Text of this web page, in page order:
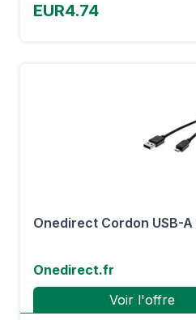
EUR4.74
Onedirect Cordon USB-
Onedirect.fr
Voir l'offre